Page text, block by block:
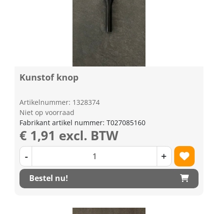
Kunstof knop
Artikelnummer: 1328374
Niet op voorraad
Fabrikant artikel nummer: T027085160
€ 1,91 excl. BTW
- +
Bestel nu!